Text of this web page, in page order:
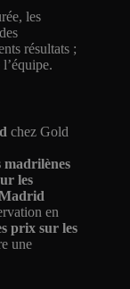
les
résultats ;
chez Gold
madrilènes
les
Madrid
en
prix sur les
une